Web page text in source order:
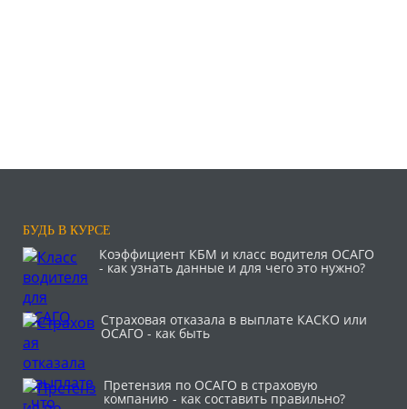
БУДЬ В КУРСЕ
Коэффициент КБМ и класс водителя ОСАГО
- как узнать данные и для чего это нужно?
Страховая отказала в выплате КАСКО или
ОСАГО - как быть
Претензия по ОСАГО в страховую
компанию - как составить правильно?